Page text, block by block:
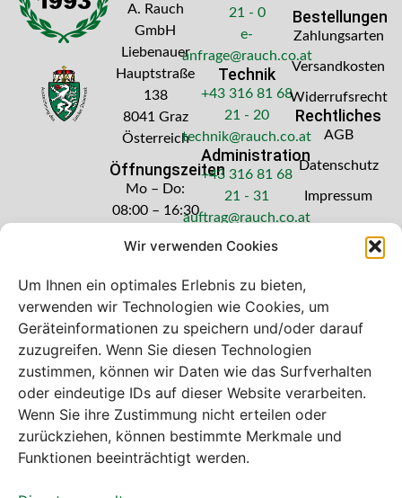
Wir verwenden Cookies
Um Ihnen ein optimales Erlebnis zu bieten,
verwenden wir Technologien wie Cookies, um
Geräteinformationen zu speichern und/oder darauf
zuzugreifen. Wenn Sie diesen Technologien
zustimmen, können wir Daten wie das Surfverhalten
oder eindeutige IDs auf dieser Website verarbeiten.
Wenn Sie ihre Zustimmung nicht erteilen oder
zurückziehen, können bestimmte Merkmale und
Funktionen beeinträchtigt werden.
A. Rauch
GmbH
Liebenauer
Hauptstraße
138
8041 Graz
Österreich
Öffnungszeiten
Mo – Do:
08:00 – 16:30
Freitag: 08:00
21 - 0
e-
anfrage@rauch.co.at
Technik
+43 316 81 68
21 - 20
technik@rauch.co.at
Administration
+43 316 81 68
21 - 31
auftrag@rauch.co.at
Bestellungen
Zahlungsarten
Versandkosten
Widerrufsrecht
Rechtliches
AGB
Datenschutz
Impressum
Bei diesem Webshop handelt es sich um
einen B2B-Webshop
A. Rauch GmbH – Ihr Experte aus Österreich für Waagen,
Eich- & Kalibrierservice, Sprühnebel-Zerstäubungstechnik
und Lebensmittelmaschinen.